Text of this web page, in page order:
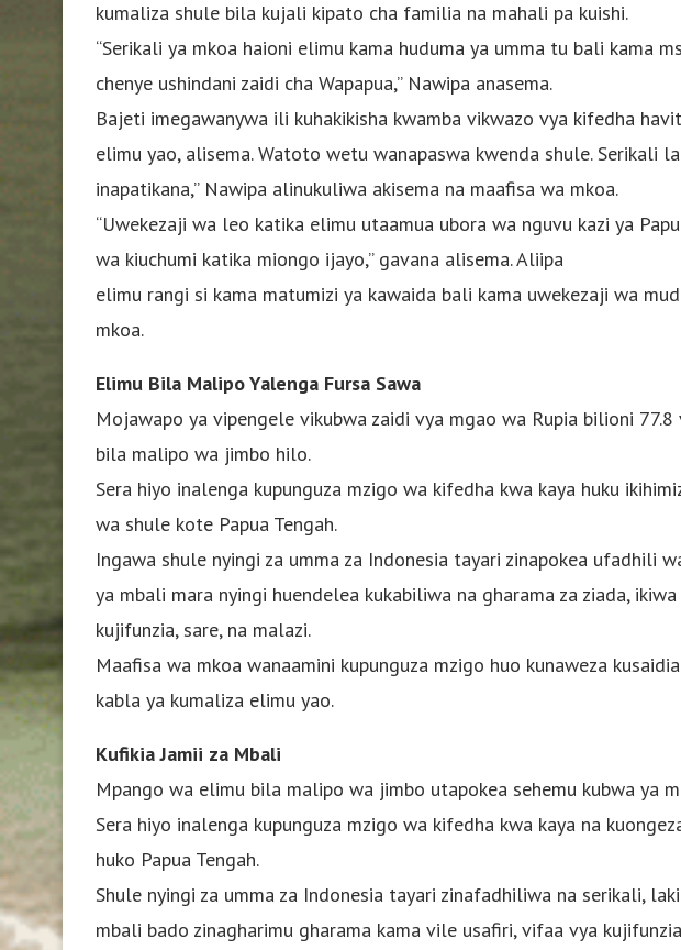
kumaliza shule bila kujali kipato cha familia na mahali pa kuishi.
“Serikali ya mkoa haioni elimu kama huduma ya umma tu bali kama
chenye ushindani zaidi cha Wapapua,” Nawipa anasema.
Bajeti imegawanywa ili kuhakikisha kwamba vikwazo vya kifedha
elimu yao, alisema. Watoto wetu wanapaswa kwenda shule. Serikali
inapatikana,” Nawipa alinukuliwa akisema na maafisa wa mkoa.
“Uwekezaji wa leo katika elimu utaamua ubora wa nguvu kazi ya
wa kiuchumi katika miongo ijayo,” gavana alisema. Aliipa
elimu rangi si kama matumizi ya kawaida bali kama uwekezaji wa
mkoa.
Elimu Bila Malipo Yalenga Fursa Sawa
Mojawapo ya vipengele vikubwa zaidi vya mgao wa Rupia bilioni
bila malipo wa jimbo hilo.
Sera hiyo inalenga kupunguza mzigo wa kifedha kwa kaya huku
wa shule kote Papua Tengah.
Ingawa shule nyingi za umma za Indonesia tayari zinapokea ufadhili
ya mbali mara nyingi huendelea kukabiliwa na gharama za ziada,
kujifunzia, sare, na malazi.
Maafisa wa mkoa wanaamini kupunguza mzigo huo kunaweza
kabla ya kumaliza elimu yao.
Kufikia Jamii za Mbali
Mpango wa elimu bila malipo wa jimbo utapokea sehemu kubwa ya
Sera hiyo inalenga kupunguza mzigo wa kifedha kwa kaya na
huko Papua Tengah.
Shule nyingi za umma za Indonesia tayari zinafadhiliwa na serikali,
mbali bado zinagharimu gharama kama vile usafiri, vifaa vya